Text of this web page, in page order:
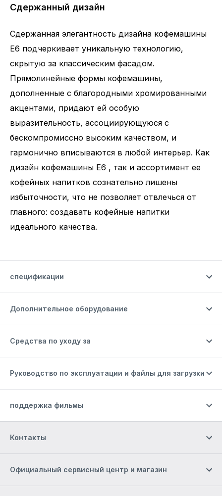
Сдержанный дизайн
Сдержанная элегантность дизайна кофемашины
E6 подчеркивает уникальную технологию,
скрытую за классическим фасадом.
Прямолинейные формы кофемашины,
дополненные с благородными хромированными
акцентами, придают ей особую
выразительность, ассоциирующуюся с
бескомпромиссно высоким качеством, и
гармонично вписываются в любой интерьер. Как
дизайн кофемашины E6 , так и ассортимент ее
кофейных напитков сознательно лишены
избыточности, что не позволяет отвлечься от
главного: создавать кофейные напитки
идеального качества.
спецификации
Дополнительное оборудование
Средства по уходу за
Руководство по эксплуатации и файлы для загрузки
поддержка фильмы
Контакты
Официальный сервисный центр и магазин